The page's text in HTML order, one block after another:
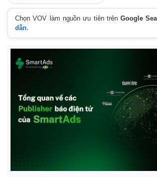
Chọn VOV làm nguồn ưu tiên trênGoogle
dẫn.